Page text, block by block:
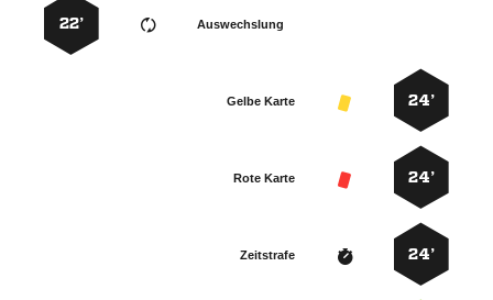
Auswechslung
22’
24’
Gelbe Karte
24’
Rote Karte
24’
Zeitstrafe